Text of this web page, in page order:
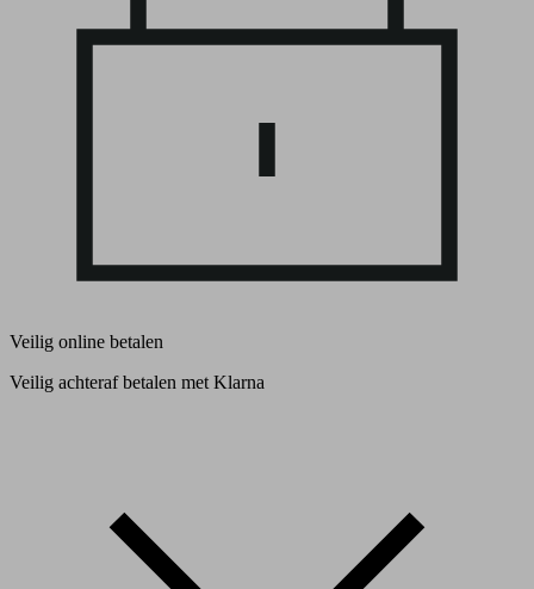
Veilig online betalen
Veilig achteraf betalen met Klarna